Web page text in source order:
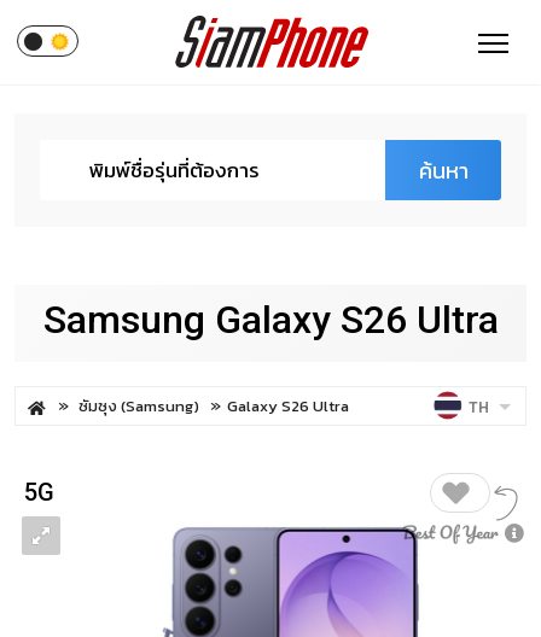
ค้นหา
Samsung Galaxy S26 Ultra
ซัมซุง (Samsung) Galaxy S26 Ultra TH
5G